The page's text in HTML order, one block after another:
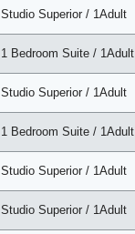
Studio Superior / 1Adult
1 Bedroom Suite / 1Adult
Studio Superior / 1Adult
1 Bedroom Suite / 1Adult
Studio Superior / 1Adult
Studio Superior / 1Adult